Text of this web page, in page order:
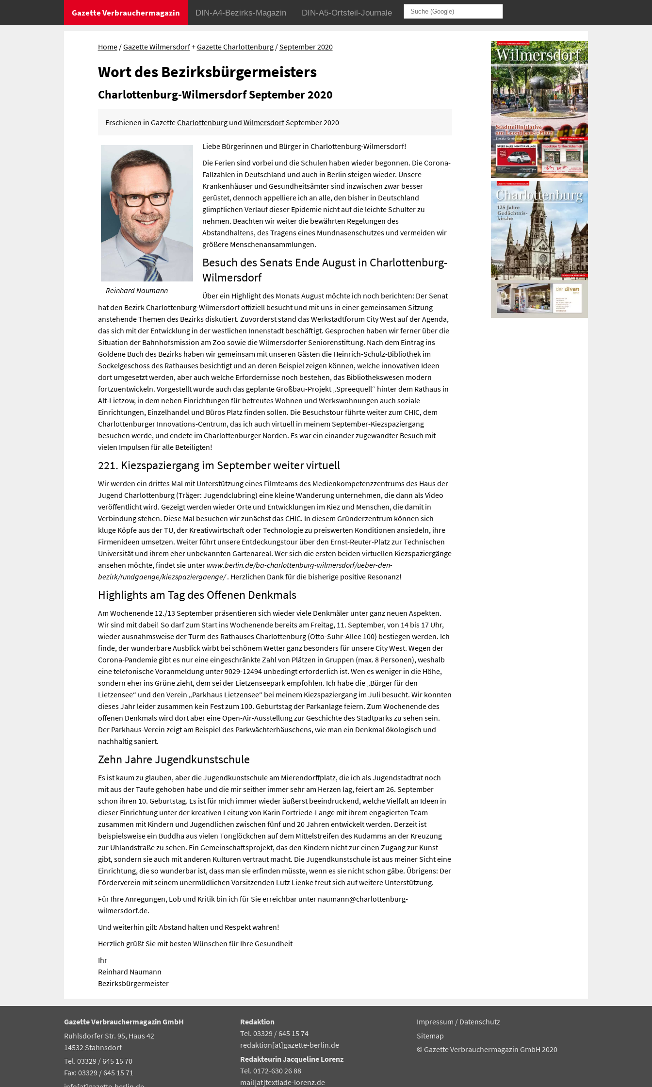
Gazette Verbrauchermagazin DIN-A4-Bezirks-Magazin DIN-A5-Ortsteil-Journale
Home Gazette Wilmersdorf+Gazette Charlottenburg September 2020
Wort des Bezirksbürgermeisters
Charlottenburg-Wilmersdorf September 2020
Erschienen in GazetteCharlottenburgund WilmersdorfSeptember 2020
Reinhard Naumann
Liebe Bürgerinnen und Bürger in Charlottenburg-Wilmersdorf!
Die Ferien sind vorbei und die Schulen haben wieder begonnen. Die Corona-
Fallzahlen in Deutschland und auch in Berlin steigen wieder. Unsere
Krankenhäuser und Gesundheitsämter sind inzwischen zwar besser
gerüstet, dennoch appelliere ich an alle, den bisher in Deutschland
glimpflichen Verlauf dieser Epidemie nicht auf die leichte Schulter zu
nehmen. Beachten wir weiter die bewährten Regelungen des
Abstandhaltens, des Tragens eines Mundnasenschutzes und vermeiden wir
größere Menschenansammlungen.
Besuch des Senats Ende August in Charlottenburg-
Wilmersdorf
Über ein Highlight des Monats August möchte ich noch berichten: Der Senat
hat den Bezirk Charlottenburg-Wilmersdorf offiziell besucht und mit uns in einer gemeinsamen Sitzung
anstehende Themen des Bezirks diskutiert. Zuvorderst stand das Werkstadtforum City West auf der Agenda,
das sich mit der Entwicklung in der westlichen Innenstadt beschäftigt. Gesprochen haben wir ferner über die
Situation der Bahnhofsmission am Zoo sowie die Wilmersdorfer Seniorenstiftung. Nach dem Eintrag ins
Goldene Buch des Bezirks haben wir gemeinsam mit unseren Gästen die Heinrich-Schulz-Bibliothek im
Sockelgeschoss des Rathauses besichtigt und an deren Beispiel zeigen können, welche innovativen Ideen
dort umgesetzt werden, aber auch welche Erfordernisse noch bestehen, das Bibliothekswesen modern
fortzuentwickeln. Vorgestellt wurde auch das geplante Großbau-Projekt „Spreequell“ hinter dem Rathaus in
Alt-Lietzow, in dem neben Einrichtungen für betreutes Wohnen und Werkswohnungen auch soziale
Einrichtungen, Einzelhandel und Büros Platz finden sollen. Die Besuchstour führte weiter zum CHIC, dem
Charlottenburger Innovations-Centrum, das ich auch virtuell in meinem September-Kiezspaziergang
besuchen werde, und endete im Charlottenburger Norden. Es war ein einander zugewandter Besuch mit
vielen Impulsen für alle Beteiligten!
221. Kiezspaziergang im September weiter virtuell
Wir werden ein drittes Mal mit Unterstützung eines Filmteams des Medienkompetenzzentrums des Haus der
Jugend Charlottenburg (Träger: Jugendclubring) eine kleine Wanderung unternehmen, die dann als Video
veröffentlicht wird. Gezeigt werden wieder Orte und Entwicklungen im Kiez und Menschen, die damit in
Verbindung stehen. Diese Mal besuchen wir zunächst das CHIC. In diesem Gründerzentrum können sich
kluge Köpfe aus der TU, der Kreativwirtschaft oder Technologie zu preiswerten Konditionen ansiedeln, ihre
Firmenideen umsetzen. Weiter führt unsere Entdeckungstour über den Ernst-Reuter-Platz zur Technischen
Universität und ihrem eher unbekannten Gartenareal. Wer sich die ersten beiden virtuellen Kiezspaziergänge
ansehen möchte, findet sie unter www.berlin.de/ba-charlottenburg-wilmersdorf/ueber-den-
bezirk/rundgaenge/kiezspaziergaenge/. Herzlichen Dank für die bisherige positive Resonanz!
Highlights am Tag des Offenen Denkmals
Am Wochenende 12./13 September präsentieren sich wieder viele Denkmäler unter ganz neuen Aspekten.
Wir sind mit dabei! So darf zum Start ins Wochenende bereits am Freitag, 11. September, von 14 bis 17 Uhr,
wieder ausnahmsweise der Turm des Rathauses Charlottenburg (Otto-Suhr-Allee 100) bestiegen werden. Ich
finde, der wunderbare Ausblick wirbt bei schönem Wetter ganz besonders für unsere City West. Wegen der
Corona-Pandemie gibt es nur eine eingeschränkte Zahl von Plätzen in Gruppen (max. 8 Personen), weshalb
eine telefonische Voranmeldung unter 9029-12494 unbedingt erforderlich ist. Wen es weniger in die Höhe,
sondern eher ins Grüne zieht, dem sei der Lietzenseepark empfohlen. Ich habe die „Bürger für den
Lietzensee“ und den Verein „Parkhaus Lietzensee“ bei meinem Kiezspaziergang im Juli besucht. Wir konnten
dieses Jahr leider zusammen kein Fest zum 100. Geburtstag der Parkanlage feiern. Zum Wochenende des
offenen Denkmals wird dort aber eine Open-Air-Ausstellung zur Geschichte des Stadtparks zu sehen sein.
Der Parkhaus-Verein zeigt am Beispiel des Parkwächterhäuschens, wie man ein Denkmal ökologisch und
nachhaltig saniert.
Zehn Jahre Jugendkunstschule
Es ist kaum zu glauben, aber die Jugendkunstschule am Mierendorffplatz, die ich als Jugendstadtrat noch
mit aus der Taufe gehoben habe und die mir seither immer sehr am Herzen lag, feiert am 26. September
schon ihren 10. Geburtstag. Es ist für mich immer wieder äußerst beeindruckend, welche Vielfalt an Ideen in
dieser Einrichtung unter der kreativen Leitung von Karin Fortriede-Lange mit ihrem engagierten Team
zusammen mit Kindern und Jugendlichen zwischen fünf und 20 Jahren entwickelt werden. Derzeit ist
beispielsweise ein Buddha aus vielen Tonglöckchen auf dem Mittelstreifen des Kudamms an der Kreuzung
zur Uhlandstraße zu sehen. Ein Gemeinschaftsprojekt, das den Kindern nicht zur einen Zugang zur Kunst
gibt, sondern sie auch mit anderen Kulturen vertraut macht. Die Jugendkunstschule ist aus meiner Sicht eine
Einrichtung, die so wunderbar ist, dass man sie erfinden müsste, wenn es sie nicht schon gäbe. Übrigens: Der
Förderverein mit seinem unermüdlichen Vorsitzenden Lutz Lienke freut sich auf weitere Unterstützung.
Für Ihre Anregungen, Lob und Kritik bin ich für Sie erreichbar unter naumann@charlottenburg-
wilmersdorf.de.
Und weiterhin gilt: Abstand halten und Respekt wahren!
Herzlich grüßt Sie mit besten Wünschen für Ihre Gesundheit
Ihr
Reinhard Naumann
Bezirksbürgermeister
Gazette Verbrauchermagazin GmbH
Ruhlsdorfer Str. 95, Haus 42
14532 Stahnsdorf
Tel. 03329 / 645 15 70
Fax: 03329 / 645 15 71
Redaktion
Tel. 03329 / 645 15 74
redaktion[at]gazette-berlin.de
Redakteurin Jacqueline Lorenz
Tel. 0172-630 26 88
mail[at]textlade-lorenz.de
Impressum / Datenschutz
Sitemap
© Gazette Verbrauchermagazin GmbH 2020